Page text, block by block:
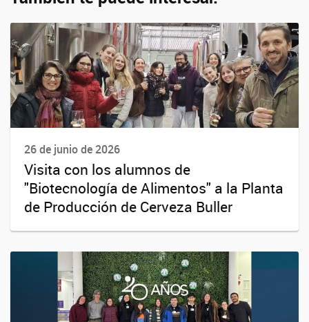
26 de junio de 2026
Visita con los alumnos de
"Biotecnología de Alimentos" a la Planta
de Producción de Cerveza Buller